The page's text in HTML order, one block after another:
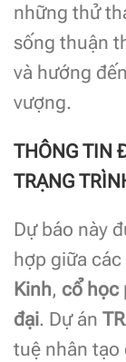
những thử
sống thuận
và hướng
vượng.
THÔNG TIN
TRẠNG
Dự báo này
hợp giữa
Kinh, cổ học
đại. Dự án
tuệ nhân